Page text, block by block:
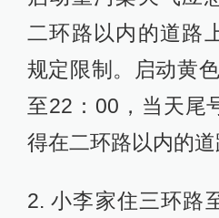
二环路以内的道路
规定限制。启动黄
至22：00，当天尾
得在二环路以内的道
2. 小李家住三环路